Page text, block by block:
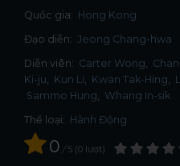
Quốc gia: Hong Kong
Đạo diễn: Jeong Chang-hwa
Diễn viên: Carter Wong
Ki-ju
Kun Li Kwan Tak-Hing
Sammo Hung
Whang In-sik
Thể loại: Hành Động
0 / 5 0 lượt